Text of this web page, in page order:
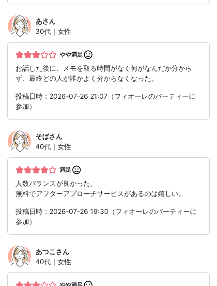
あさん
30代｜女性
やや満足
お話した後に、メモを取る時間がなく何がなんだか分から
ず、最終どの人が誰かよく分からなくなった。
投稿日時：2026-07-26 21:07（フィオーレのパーティーに
参加）
そばさん
40代｜女性
満足
人数バランスが良かった。
無料でアフターアプローチサービスがあるのは嬉しい。
投稿日時：2026-07-26 19:30（フィオーレのパーティーに
参加）
あつこ さん
40代｜女性